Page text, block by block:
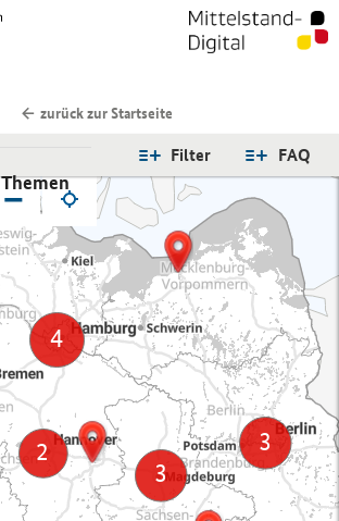
zurück zur Startseite
FAQ
Filter
Themen
−